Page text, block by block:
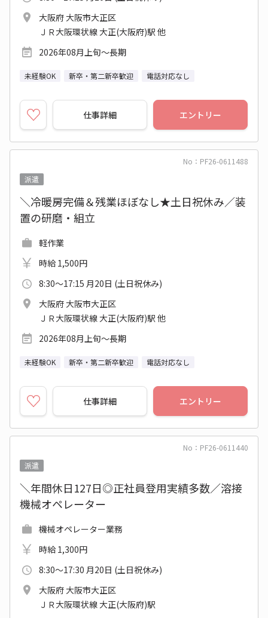
大阪府 大阪市大正区
ＪＲ大阪環状線 大正(大阪府)駅 他
2026年08月上旬～長期
未経験OK 新卒・第二新卒歓迎 電話対応なし
仕事詳細 エントリー
No：PF26-0611488
派遣
＼冷暖房完備＆残業ほぼなし★土日祝休み／装
置の研磨・組立
軽作業
時給 1,500円
8:30～17:15 月20日 (土日祝休み)
大阪府 大阪市大正区
ＪＲ大阪環状線 大正(大阪府)駅 他
2026年08月上旬～長期
未経験OK 新卒・第二新卒歓迎 電話対応なし
仕事詳細 エントリー
No：PF26-0611440
派遣
＼年間休日127日◎正社員登用実績多数／溶接
機械オペレーター
機械オペレーター業務
時給 1,300円
8:30～17:30 月20日 (土日祝休み)
大阪府 大阪市大正区
ＪＲ大阪環状線 大正(大阪府)駅